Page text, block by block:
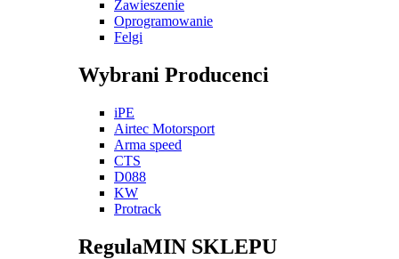
Zawieszenie
Oprogramowanie
Felgi
Wybrani Producenci
iPE
Airtec Motorsport
Arma speed
CTS
D088
KW
Protrack
RegulaMIN SKLEPU